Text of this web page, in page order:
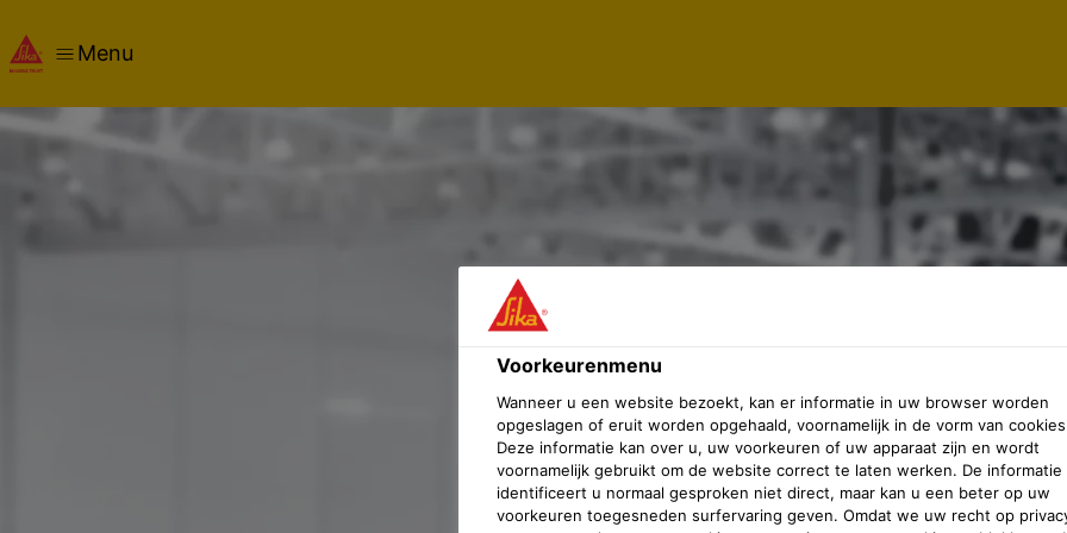
Menu
Voorkeurenmenu
Wanneer u een website bezoekt, kan er informatie in uw browser worden
opgeslagen of eruit worden opgehaald, voornamelijk in de vorm van
Deze informatie kan over u, uw voorkeuren of uw apparaat zijn en wordt
voornamelijk gebruikt om de website correct te laten werken. De informatie
identificeert u normaal gesproken niet direct, maar kan u een beter op uw
voorkeuren toegesneden surfervaring geven. Omdat we uw recht op